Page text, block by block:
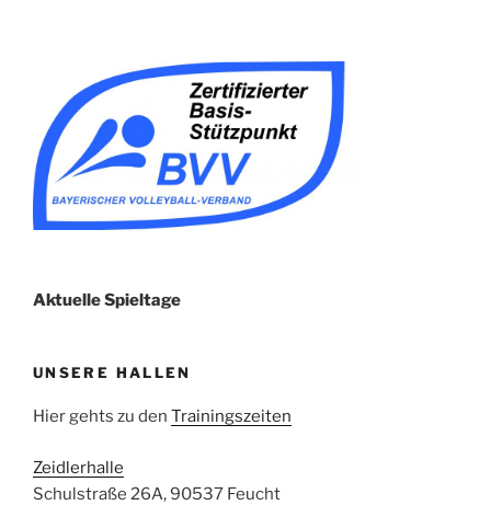
Aktuelle Spieltage
UNSERE HALLEN
Hier gehts zu den Trainingszeiten
Zeidlerhalle
Schulstraße 26A, 90537 Feucht